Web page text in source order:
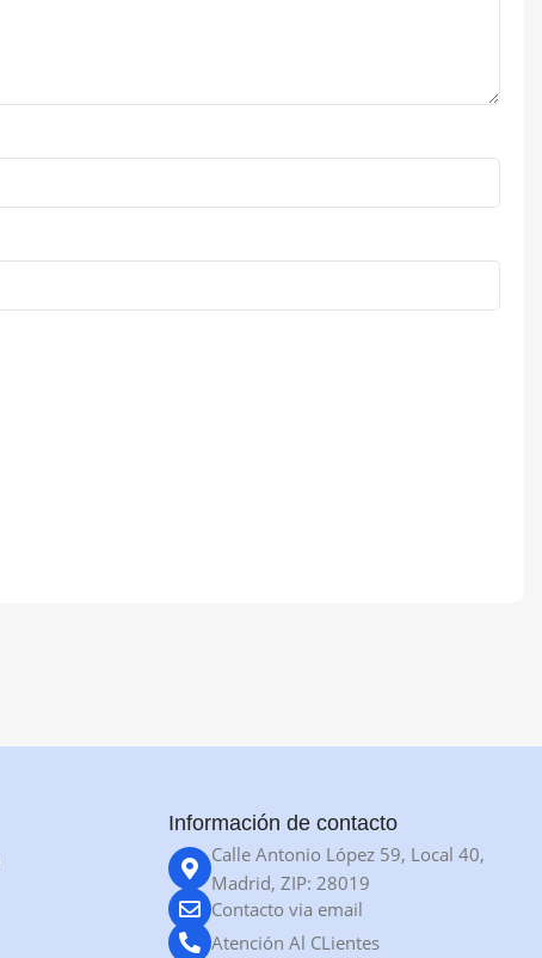
Información de contacto
Calle Antonio López 59, Local 40,
Madrid, ZIP: 28019
Contacto via email
Atención Al CLientes